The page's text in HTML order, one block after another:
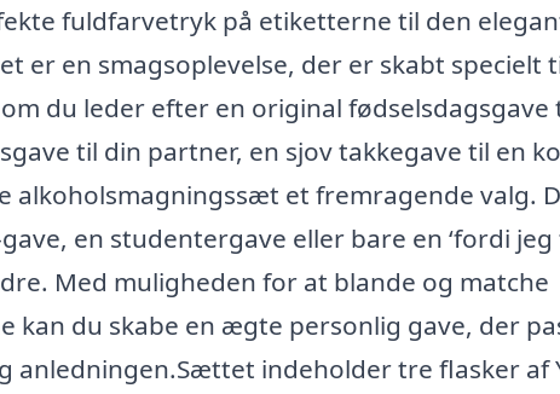
fuldfarvetryk på etiketterne til den
er en smagsoplevelse, der er skabt specielt
du leder efter en original fødselsdagsgave
til din partner, en sjov takkegave til en
alkoholsmagningssæt et fremragende valg.
en studentergave eller bare en ‘fordi
Med muligheden for at blande og matche
kan du skabe en ægte personlig gave, der
anledningen.Sættet indeholder tre flasker af